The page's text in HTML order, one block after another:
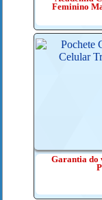
Feminino
Garantia do